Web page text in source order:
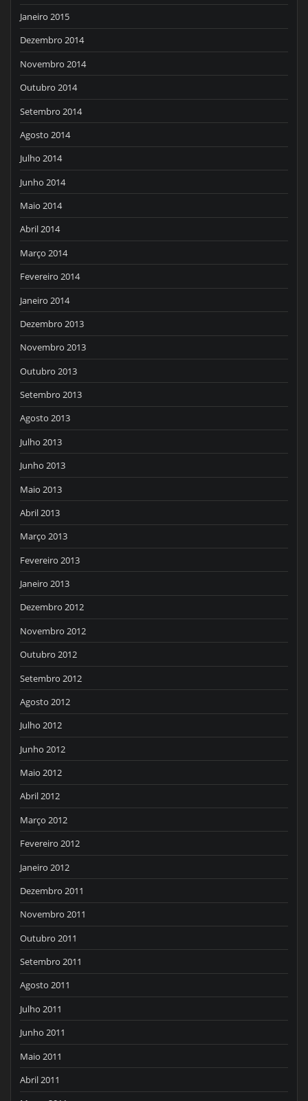
Janeiro 2015
Dezembro 2014
Novembro 2014
Outubro 2014
Setembro 2014
Agosto 2014
Julho 2014
Junho 2014
Maio 2014
Abril 2014
Março 2014
Fevereiro 2014
Janeiro 2014
Dezembro 2013
Novembro 2013
Outubro 2013
Setembro 2013
Agosto 2013
Julho 2013
Junho 2013
Maio 2013
Abril 2013
Março 2013
Fevereiro 2013
Janeiro 2013
Dezembro 2012
Novembro 2012
Outubro 2012
Setembro 2012
Agosto 2012
Julho 2012
Junho 2012
Maio 2012
Abril 2012
Março 2012
Fevereiro 2012
Janeiro 2012
Dezembro 2011
Novembro 2011
Outubro 2011
Setembro 2011
Agosto 2011
Julho 2011
Junho 2011
Maio 2011
Abril 2011